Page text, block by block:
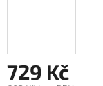
729 Kč